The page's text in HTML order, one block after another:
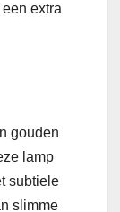
extra
gouden
lamp
subtiele
slimme